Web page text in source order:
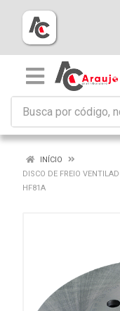
INÍCIO
DISCO DE FREIO
HF81A